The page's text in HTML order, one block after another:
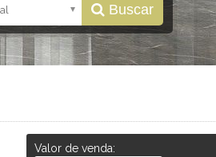
Buscar
Valor de venda: